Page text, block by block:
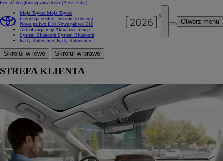
Przejdź do głównej zawartości (Press Enter)
Otwórz menu
Moja Toyota Moja Toyota
Instrukcje obsługi Instrukcje obsługi
Nowe paliwo E10 Nowe paliwo E10
Aktualizacja map Aktualizacja map
System Bluetooth System Bluetooth
Karty Ratownicze Karty Ratownicze
Skroluj w lewo Skroluj w prawo
STREFA KLIENTA